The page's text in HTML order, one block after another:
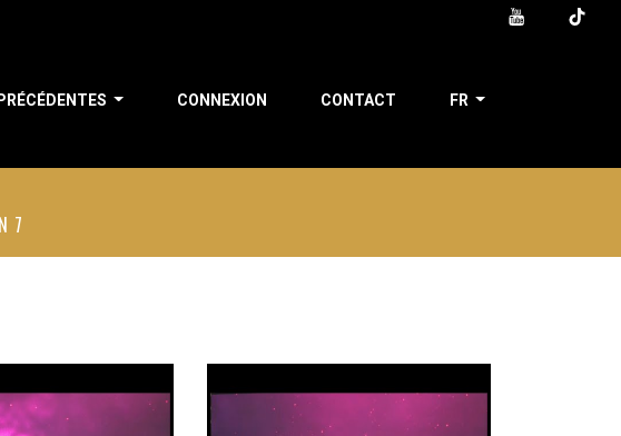
CONNEXION CONTACT FR
7